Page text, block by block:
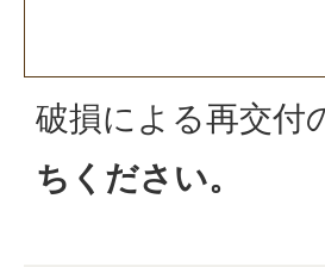
破損による再交付
ちください。